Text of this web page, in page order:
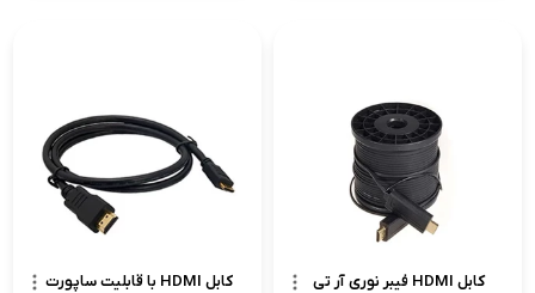
کابل HDMI فیبر نوری آر تی
کابل HDMI با قابلیت ساپورت